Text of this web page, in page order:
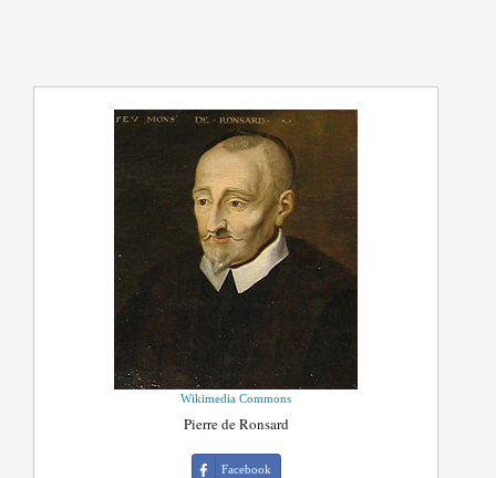
Wikimedia Commons
Pierre de Ronsard
Facebook